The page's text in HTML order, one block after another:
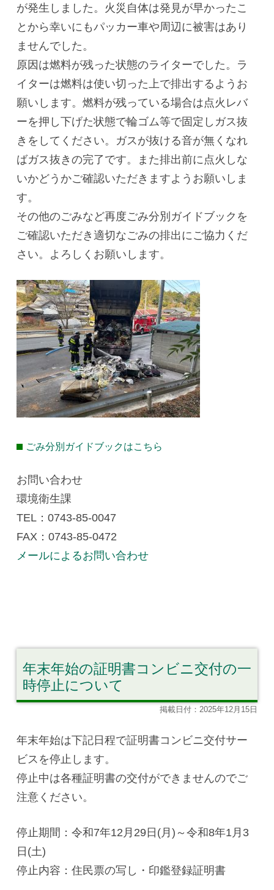
が発生しました。火災自体は発見が早かったこ
とから幸いにもパッカー車や周辺に被害はあり
ませんでした。
原因は燃料が残った状態のライターでした。ラ
イターは燃料は使い切った上で排出するようお
願いします。燃料が残っている場合は点火レバ
ーを押し下げた状態で輪ゴム等で固定しガス抜
きをしてください。ガスが抜ける音が無くなれ
ばガス抜きの完了です。また排出前に点火しな
いかどうかご確認いただきますようお願いしま
す。
その他のごみなど再度ごみ分別ガイドブックを
ご確認いただき適切なごみの排出にご協力くだ
さい。よろしくお願いします。
ごみ分別ガイドブックはこちら
お問い合わせ
環境衛生課
TEL：0743-85-0047
FAX：0743-85-0472
メールによるお問い合わせ
年末年始の証明書コンビニ交付の一
時停止について
掲載日付：2025年12月15日
年末年始は下記日程で証明書コンビニ交付サー
ビスを停止します。
停止中は各種証明書の交付ができませんのでご
注意ください。
停止期間：令和7年12月29日(月)～令和8年1月3
日(土)
停止内容：住民票の写し・印鑑登録証明書